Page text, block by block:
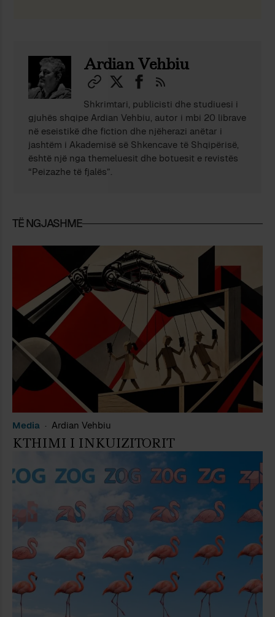
Ardian Vehbiu
Shkrimtari, publicisti dhe studiuesi i
gjuhës shqipe Ardian Vehbiu, autor i mbi 20 librave
në eseistikë dhe fiction dhe njëherazi anëtar i
jashtëm i Akademisë së Shkencave të Shqipërisë,
është një nga themeluesit dhe botuesit e revistës
“Peizazhe të fjalës”.
TË NGJASHME
Media Ardian Vehbiu
KTHIMI I INKUIZITORIT